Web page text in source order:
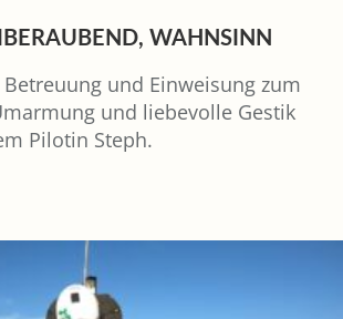
WAHNSINN
und Einweisung zum
und liebevolle Gestik
Pilotin Steph.